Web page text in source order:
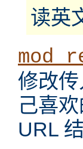
读英
修改
己喜
URL 结